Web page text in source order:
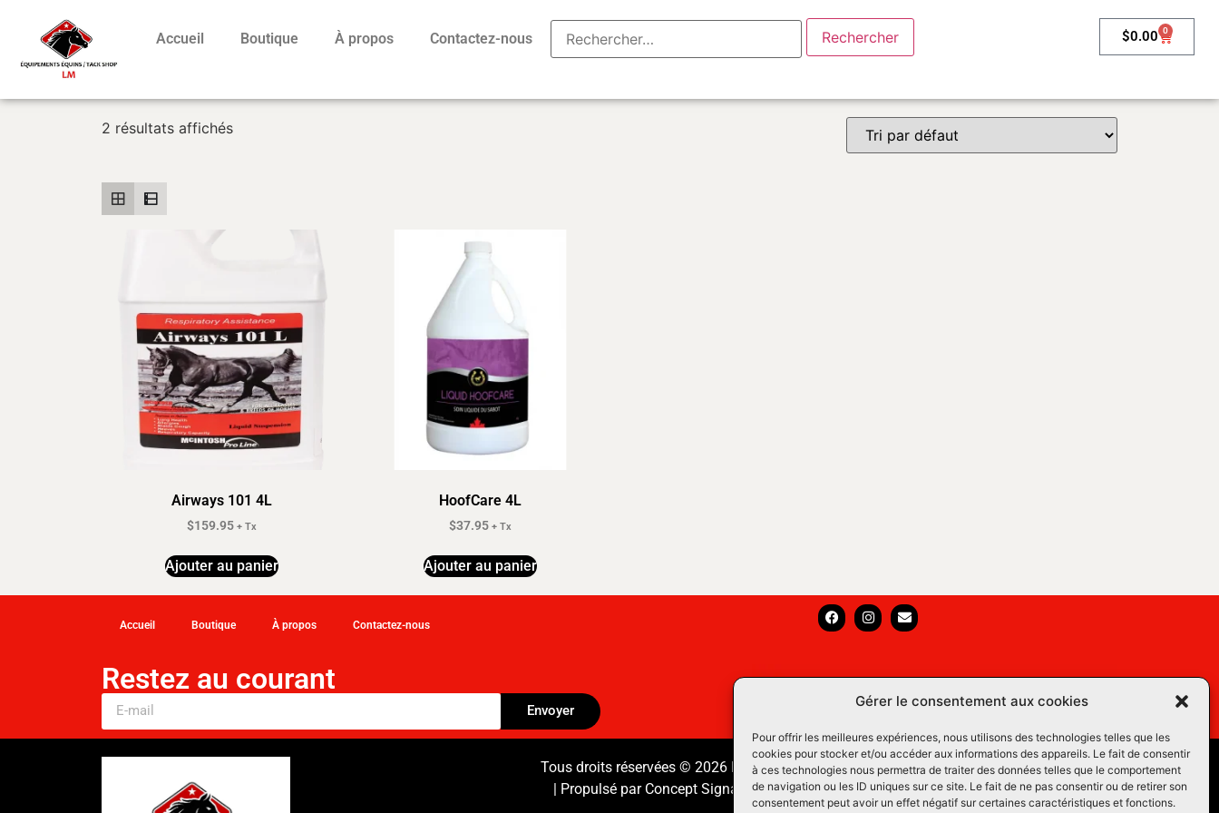
Gérer le consentement aux cookies
Pour offrir les meilleures expériences, nous utilisons des technologies telles que les
cookies pour stocker et/ou accéder aux informations des appareils. Le fait de consentir
à ces technologies nous permettra de traiter des données telles que le comportement
de navigation ou les ID uniques sur ce site. Le fait de ne pas consentir ou de retirer son
consentement peut avoir un effet négatif sur certaines caractéristiques et fonctions.
Accueil Boutique À propos Contactez-nous $0.00 0
2 résultats affichés
Airways 101 4L
$159.95 + Tx
Ajouter au panier
HoofCare 4L
$37.95 + Tx
Ajouter au panier
Accueil Boutique À propos Contactez-nous
Restez au courant
Envoyer
Tous droits réservées © 2026 Équipements Équins LM
| Propulsé par Concept Signature Les Pros du Web